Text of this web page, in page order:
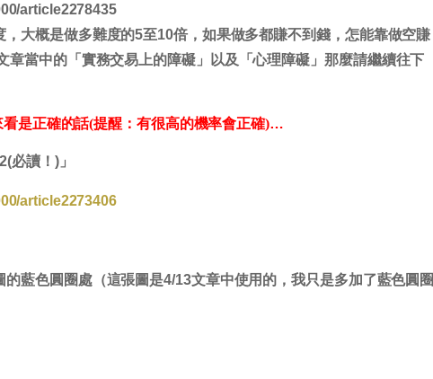
article2278435
大概是做多難度的5至10倍，如果做多都賺不到錢，怎能靠做空賺
章當中的「實務交易上的障礙」以及「心理障礙」那麼請繼續往下
是正確的話(提醒：有很高的機率會正確)…
2(必讀！ )」
article2273406
的藍色圓圈處（這張圖是4/13文章中使用的，我只是多加了藍色圓圈